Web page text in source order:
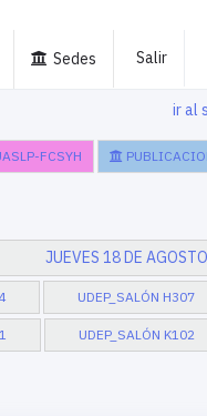
Sedes Salir
ir al
FCSYH
JUEVES 18 DE AGOSTO
UDEP_SALÓN H307
UDEP_SALÓN K102